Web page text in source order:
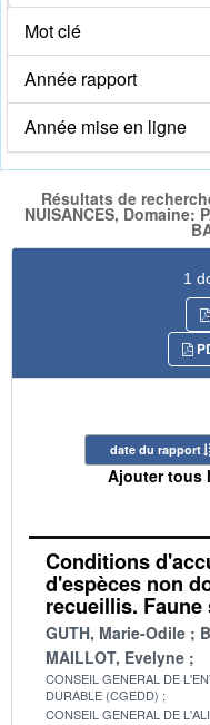
Mot clé
Année rapport
Année mise en ligne
Résultats de
NUISANCES, Domaine:
1
date du rapport
Ajouter tous
Conditions
d'espèces non
recueillis.
GUTH, Marie-Odile
MAILLOT, Evelyne
CONSEIL GENERAL DE
DURABLE (CGEDD)
CONSEIL GENERAL DE